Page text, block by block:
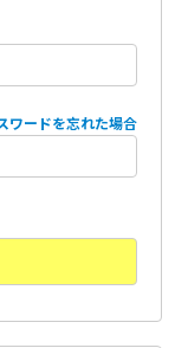
ワードを忘れた場合